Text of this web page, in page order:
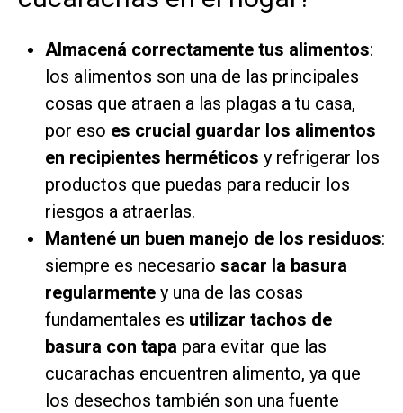
Almacená correctamente tus alimentos:
los alimentos son una de las principales
cosas que atraen a las plagas a tu casa,
por eso es crucial guardar los alimentos
en recipientes herméticos y refrigerar los
productos que puedas para reducir los
riesgos a atraerlas.
Mantené un buen manejo de los residuos:
siempre es necesario sacar la basura
regularmente y una de las cosas
fundamentales es utilizar tachos de
basura con tapa para evitar que las
cucarachas encuentren alimento, ya que
los desechos también son una fuente